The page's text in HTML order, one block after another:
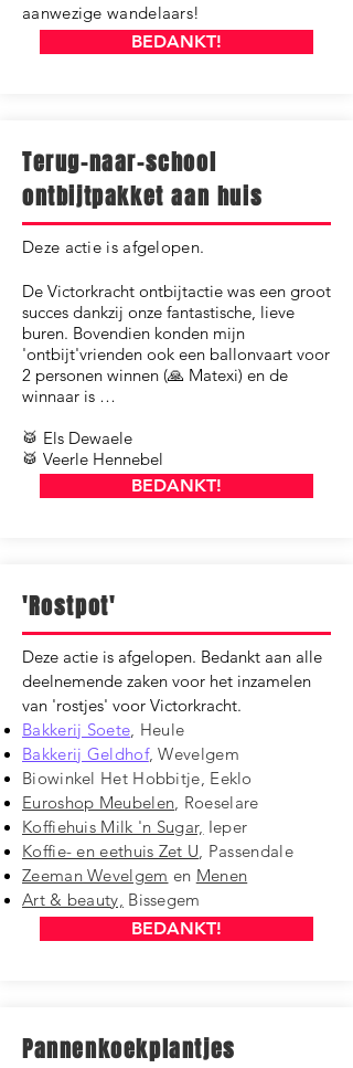
aanwezige wandelaars!
BEDANKT!
Terug-naar-school
ontbijtpakket aan huis
Deze actie is afgelopen.
De Victorkracht ontbijtactie was een groot
succes dankzij onze fantastische, lieve
buren. Bovendien konden mijn
'ontbijt'vrienden ook een ballonvaart voor
2 personen winnen (🙏 Matexi) en de
winnaar is …
🥁 Els Dewaele
🥁 Veerle Hennebel
BEDANKT!
'Rostpot'
Deze actie is afgelopen. Bedankt aan alle
deelnemende zaken voor het inzamelen
van 'rostjes' voor Victorkracht.
Bakkerij Soete, Heule
Bakkerij Geldhof, Wevelgem
Biowinkel Het Hobbitje, Eeklo
Euroshop Meubelen, Roeselare
Koffiehuis Milk 'n Sugar, Ieper
Koffie- en eethuis Zet U, Passendale
Zeeman Wevelgem en Menen
Art & beauty, Bissegem
BEDANKT!
Pannenkoekplantjes